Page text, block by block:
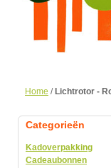
Home / Lichtrotor -
Categorieën
Kadoverpakking
Cadeaubonnen